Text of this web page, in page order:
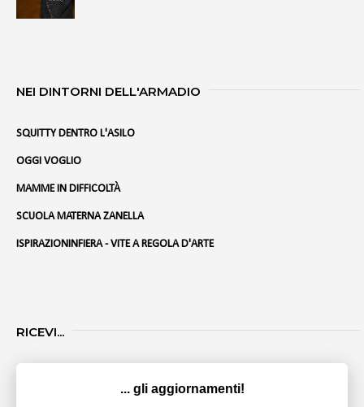
NEI DINTORNI DELL'ARMADIO
SQUITTY DENTRO L'ASILO
OGGI VOGLIO
MAMME IN DIFFICOLTÀ
SCUOLA MATERNA ZANELLA
ISPIRAZIONINFIERA - VITE A REGOLA D'ARTE
RICEVI...
... gli aggiornamenti!